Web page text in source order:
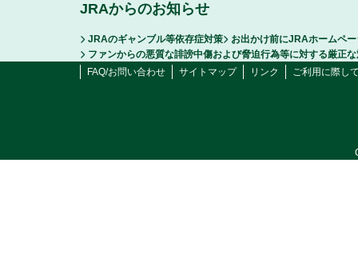
JRAからのお知らせ
JRAのギャンブル等依存症対策
お出かけ前にJRAホームペ
ファンからの悪質な誹謗中傷および脅迫行為等に対する厳正
FAQ/お問い合わせ
サイトマップ リンク ご利用に際し